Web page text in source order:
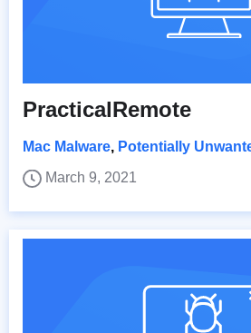
PracticalRemote
Mac Malware, Potentially
March 9, 2021